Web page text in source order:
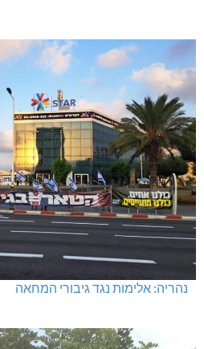
נהריה: אלימות נגד גיבורי המחאה